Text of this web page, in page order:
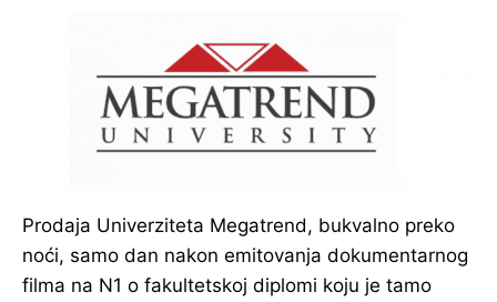
Prodaja Univerziteta Megatrend, bukvalno preko
noći, samo dan nakon emitovanja dokumentarnog
filma na N1 o fakultetskoj diplomi koju je tamo